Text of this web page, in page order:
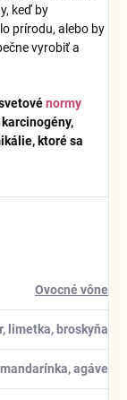
keď by
prírodu, alebo by
vyrobiť a
normy
ktoré sa
Ovocné vône
limetka, broskyňa
agáve